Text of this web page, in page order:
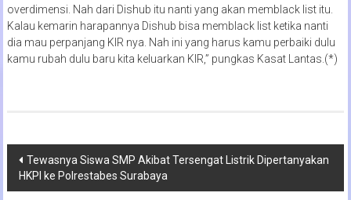
overdimensi. Nah dari Dishub itu nanti yang akan memblack list itu.
Kalau kemarin harapannya Dishub bisa memblack list ketika nanti
dia mau perpanjang KIR nya. Nah ini yang harus kamu perbaiki dulu
kamu rubah dulu baru kita keluarkan KIR,” pungkas Kasat Lantas.(*)
Navigasi
pos
Tewasnya Siswa SMP Akibat Tersengat Listrik Dipertanyakan
HKPI ke Polrestabes Surabaya